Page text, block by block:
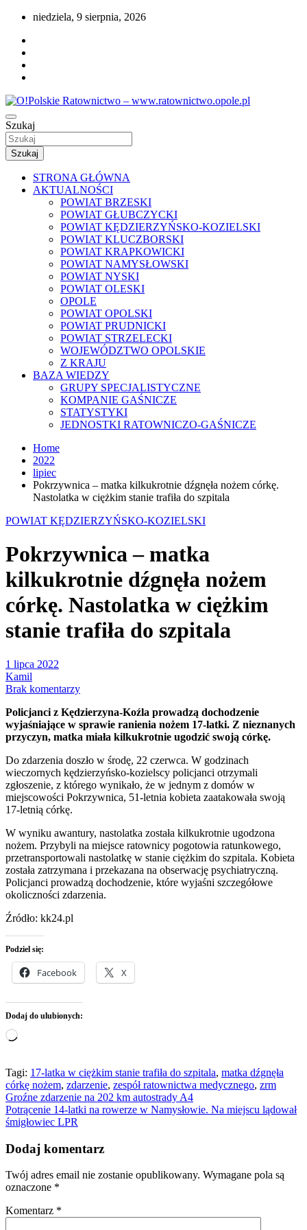
Przejdź
treści
niedziela, 9 sierpnia, 2026
O!Polskie Ratownictwo –
www.ratownictwo.opole.pl
Portal opolskiego i polskiego ratownictwa.
Szukaj
Szukaj
STRONA GŁÓWNA
AKTUALNOŚCI
POWIAT BRZESKI
POWIAT GŁUBCZYCKI
POWIAT KĘDZIERZYŃSKO-KOZIELSKI
POWIAT KLUCZBORSKI
POWIAT KRAPKOWICKI
POWIAT NAMYSŁOWSKI
POWIAT NYSKI
POWIAT OLESKI
OPOLE
POWIAT OPOLSKI
POWIAT PRUDNICKI
POWIAT STRZELECKI
WOJEWÓDZTWO OPOLSKIE
Z KRAJU
BAZA WIEDZY
GRUPY SPECJALISTYCZNE
KOMPANIE GAŚNICZE
STATYSTYKI
JEDNOSTKI RATOWNICZO-GAŚNICZE
Home
2022
lipiec
Pokrzywnica – matka kilkukrotnie dźgnęła nożem córkę.
Nastolatka w ciężkim stanie trafiła do szpitala
POWIAT KĘDZIERZYŃSKO-KOZIELSKI
Pokrzywnica – matka
kilkukrotnie dźgnęła nożem
córkę. Nastolatka w ciężkim
stanie trafiła do szpitala
1 lipca 2022
Kamil
Brak komentarzy
Policjanci z Kędzierzyna-Koźla prowadzą dochodzenie
wyjaśniające w sprawie ranienia nożem 17-latki. Z nieznanych
przyczyn, matka miała kilkukrotnie ugodzić swoją córkę.
Do zdarzenia doszło w środę, 22 czerwca. W godzinach
wieczornych kędzierzyńsko-kozielscy policjanci otrzymali
zgłoszenie, z którego wynikało, że w jednym z domów w
miejscowości Pokrzywnica, 51-letnia kobieta zaatakowała swoją
17-letnią córkę.
W wyniku awantury, nastolatka została kilkukrotnie ugodzona
nożem. Przybyli na miejsce ratownicy pogotowia ratunkowego,
przetransportowali nastolatkę w stanie ciężkim do szpitala. Kobieta
została zatrzymana i przekazana na obserwację psychiatryczną.
Policjanci prowadzą dochodzenie, które wyjaśni szczegółowe
okoliczności zdarzenia.
Źródło: kk24.pl
Podziel się:
Facebook X
Dodaj do ulubionych:
Wczytywanie…
Tagi: 17-latka w ciężkim stanie trafiła do szpitala, matka dźgnęła
córkę nożem, zdarzenie, zespół ratownictwa medycznego, zrm
Nawigacja
wpisu
Groźne zdarzenie na 202 km autostrady A4
Potrącenie 14-latki na rowerze w Namysłowie. Na miejscu lądował
śmigłowiec LPR
Dodaj komentarz
Twój adres email nie zostanie opublikowany. Wymagane pola są
oznaczone *
Komentarz *